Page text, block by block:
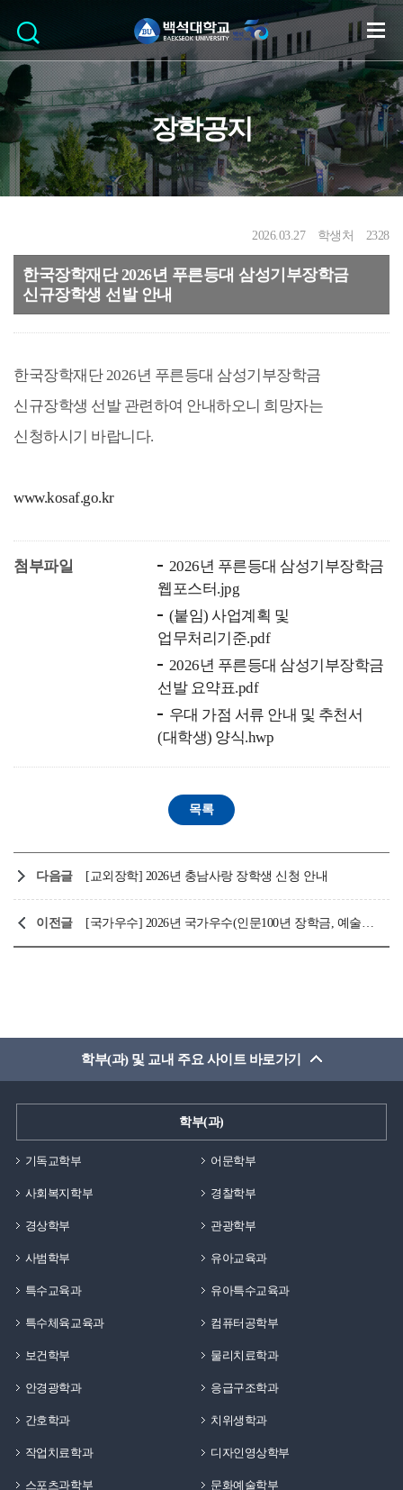
장학공지
2026.03.27 학생처 2328
한국장학재단 2026년 푸른등대 삼성기부장학금
신규장학생 선발 안내
한국장학재단 2026년 푸른등대 삼성기부장학금
신규장학생 선발 관련하여 안내하오니 희망자는
신청하시기 바랍니다.
www.kosaf.go.kr
첨부파일
2026년 푸른등대 삼성기부장학금
웹포스터.jpg
(붙임) 사업계획 및
업무처리기준.pdf
2026년 푸른등대 삼성기부장학금
선발 요약표.pdf
우대 가점 서류 안내 및 추천서
(대학생) 양식.hwp
다음글 [교외장학] 2026년 충남사랑 장학생 신청 안내
이전글
학부(과) 및 교내 주요 사이트 바로가기
학부(과)
기독교학부 어문학부
사회복지학부 경찰학부
경상학부 관광학부
사범학부 유아교육과
특수교육과 유아특수교육과
특수체육교육과 컴퓨터공학부
보건학부 물리치료학과
안경광학과 응급구조학과
간호학과 치위생학과
작업치료학과 디자인영상학부
스포츠과학부 문화예술학부